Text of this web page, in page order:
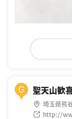
G 聖天山歓
埼玉県熊
http://